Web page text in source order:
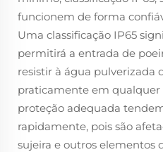
funcionem de forma
Uma classificação IP65
permitirá a entrada de
resistir à água pulverizada
praticamente em
proteção adequada
rapidamente, pois são
sujeira e outros elementos